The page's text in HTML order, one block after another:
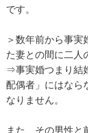
です。
＞数年前から事
た妻との間に二人
⇒事実婚つまり結
配偶者」にはなら
なりません。
また、その男性